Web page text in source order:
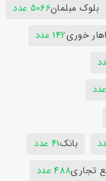
بلوک مبلمان5066 عدد
خوری142 عدد
بانک41 عدد
تجاری488 عدد